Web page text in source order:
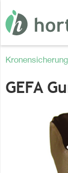
Kronensicherung
GEFA